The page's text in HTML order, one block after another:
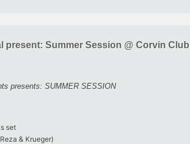
present: Summer Session @ Corvin Club
presents: SUMMER SESSION
set
& Krueger)